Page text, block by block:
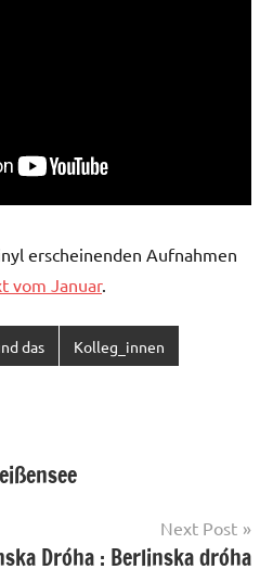
erscheinenden Aufnahmen
vom Januar.
das Kolleg_innen
Next Post
Dróha : Berlinska dróha